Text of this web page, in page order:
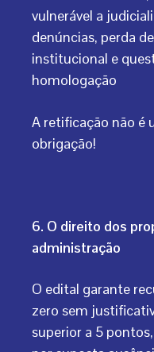
vulnerável a
denúncias, perda
institucional e
homologação
A retificação não é
obrigação!
6. O direito dos
administração
O edital garante
zero sem
superior a 5